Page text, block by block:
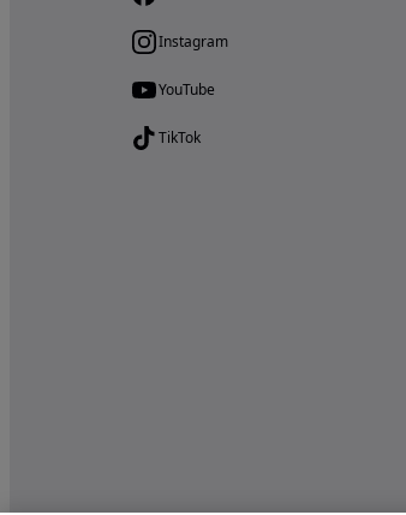
Instagram
YouTube
TikTok